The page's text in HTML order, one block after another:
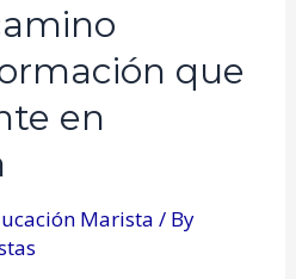
que
en
Marista / By